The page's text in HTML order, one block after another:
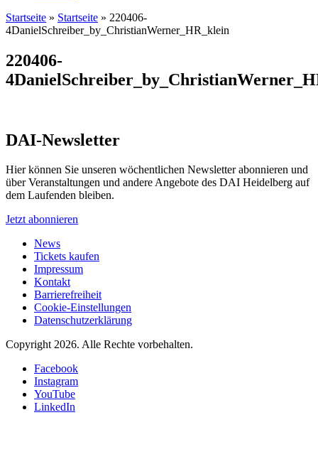
Startseite » Startseite » 220406-
4DanielSchreiber_by_ChristianWerner_HR_klein
220406-
DAI-Newsletter
Hier können Sie unseren wöchentlichen Newsletter abonnieren und
über Veranstaltungen und andere Angebote des DAI Heidelberg auf
dem Laufenden bleiben.
Jetzt abonnieren
News
Tickets kaufen
Impressum
Kontakt
Barrierefreiheit
Cookie-Einstellungen
Datenschutzerklärung
Copyright 2026. Alle Rechte vorbehalten.
Facebook
Instagram
YouTube
LinkedIn